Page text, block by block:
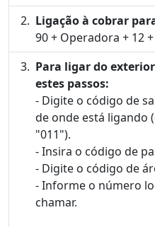
Ligação à cobrar
90 + Operadora + 12
Para ligar do
estes passos:
- Digite o código de
de onde está ligando
"011").
- Insira o código de
- Digite o código de
- Informe o número
chamar.